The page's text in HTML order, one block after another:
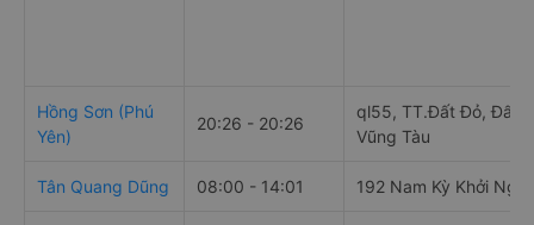
Hồng Sơn (Phú
Yên)
20:26 - 20:26
ql55, TT.Đất Đỏ, Đất
Vũng Tàu
Tân Quang Dũng 08:00 - 14:01 192 Nam Kỳ Khởi